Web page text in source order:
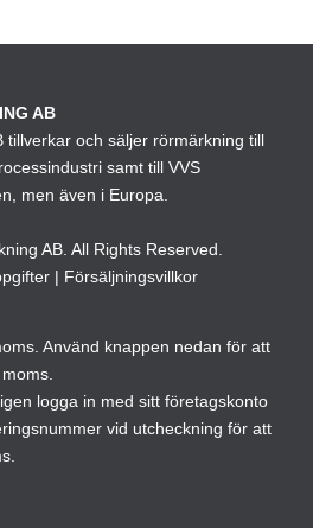
AB
tillverkar och säljer rörmärkning till
samt till VVS
men även i Europa.
AB. All Rights Reserved.
| Försäljningsvillkor
Använd knappen nedan för att
logga in med sitt företagskonto
vid utcheckning för att